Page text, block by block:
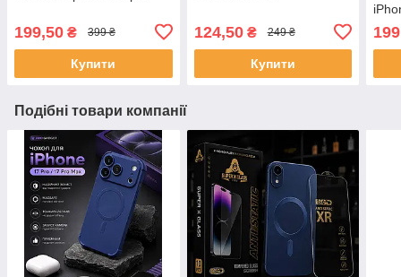
199,50 ₴ 399 ₴
Купити
124,50₴ 249 ₴
Купити
Подібні товари компанії